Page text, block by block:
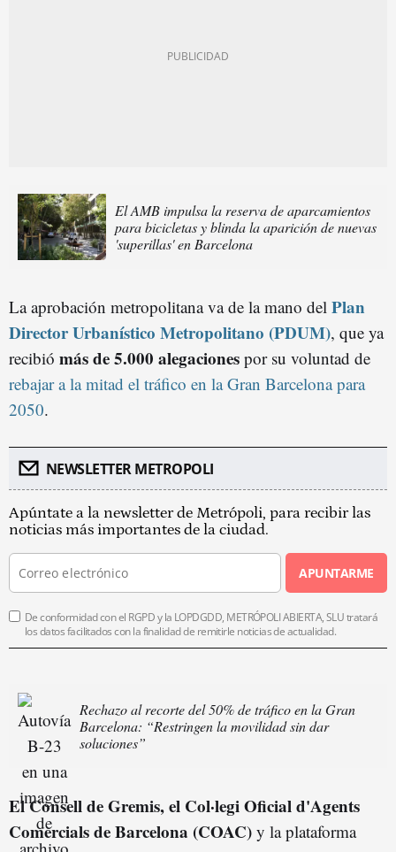
El AMB impulsa la reserva de aparcamientos
para bicicletas y blinda la aparición de nuevas
'superillas' en Barcelona
La aprobación metropolitana va de la mano del Plan
Director Urbanístico Metropolitano (PDUM), que ya
recibió más de 5.000 alegaciones por su voluntad de
rebajar a la mitad el tráfico en la Gran Barcelona para
2050.
NEWSLETTER METROPOLI
Apúntate a la newsletter de Metrópoli, para recibir las
noticias más importantes de la ciudad.
APUNTARME
De conformidad con el RGPD y la LOPDGDD, METRÓPOLI ABIERTA, SLU tratará
los datos facilitados con la finalidad de remitirle noticias de actualidad.
Rechazo al recorte del 50% de tráfico en la Gran
Barcelona: “Restringen la movilidad sin dar
soluciones”
El Consell de Gremis, el Col·legi Oficial d'Agents
Comercials de Barcelona (COAC) y la plataforma